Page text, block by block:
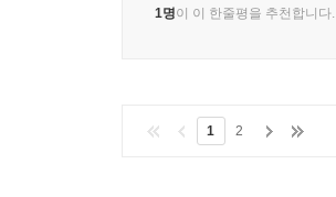
1명이 이 한줄평을 추천합니다.
1 2